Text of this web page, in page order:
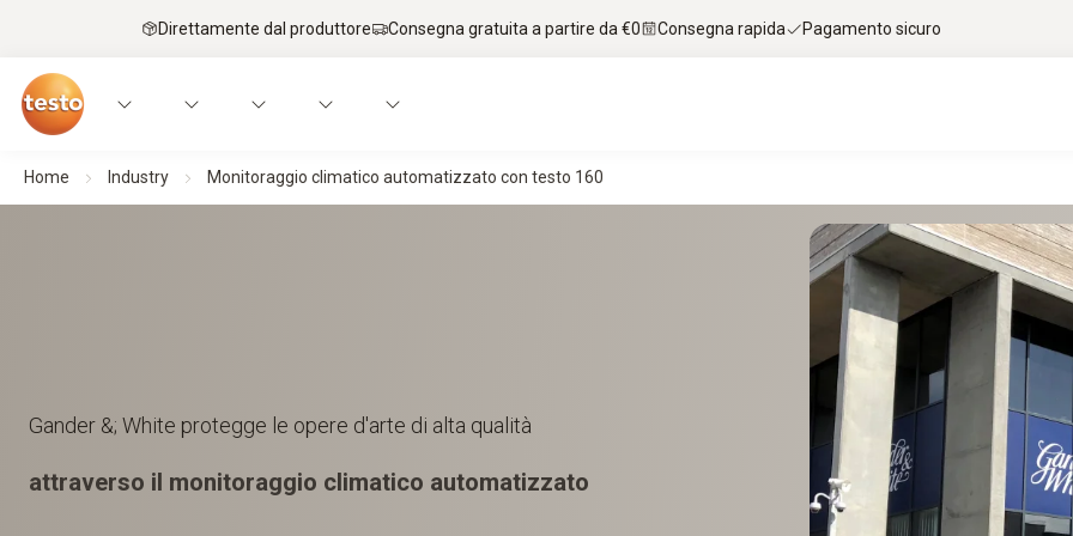
Direttamente dal produttore Consegna gratuita a partire da €0 Consegna rapida Pagamento sicuro
Home Industry Monitoraggio climatico automatizzato con testo 160
Gander &; White protegge le opere d'arte di alta qualità
attraverso il monitoraggio climatico automatizzato